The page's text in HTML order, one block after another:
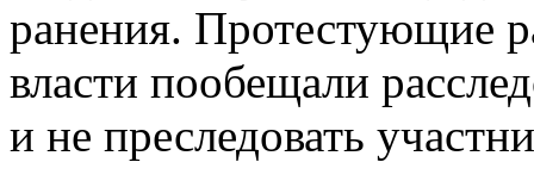
ранения. Протестующие
власти пообещали
и не преследовать